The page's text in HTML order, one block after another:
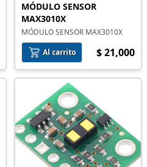
MÓDULO SENSOR
MAX3010X
MÓDULO SENSOR MAX3010X
Al carrito
$ 21,000